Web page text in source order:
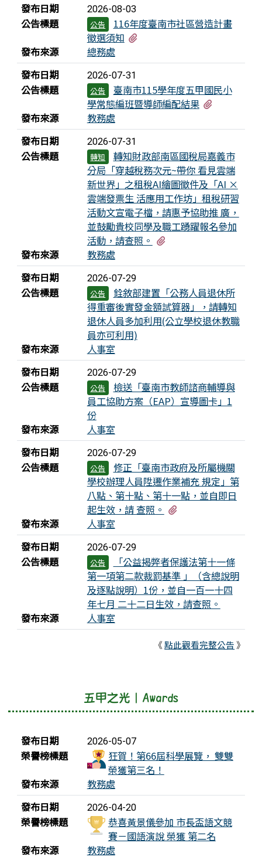
學生參加臺114學年度全國學生音樂比賽個人
組---二胡獨奏成績優異
學生參加臺114學年度全國學生音樂比賽個人
組--笛獨奏成績優異
狂賀！第66屆科學展覽， 雙雙榮獲第三名！
恭喜黃景儀參加 市長盃語文競賽－國語演說
榮獲 第二名
學生參加2025年馬來西亞國際數學心算競賽大
學生參加2025 Roborave Taiwan Open 機器
人全國賽榮獲佳績
學生參加臺114學年度全國學生音樂比賽個人
組--笛獨奏成績優異
學生參加114學年度全國學生音樂比賽個人組--
笙獨奏成績優異
學生參加日本RoboRAVE國際機器人競賽，榮
學生參加114學年度全國學生音樂比賽個人組
—二胡獨奏成績優異
學生參加臺114學年度全國學生音樂比賽個人
組---二胡獨奏成績優異
學生參加臺114學年度全國學生音樂比賽個人
組--笛獨奏成績優異
狂賀！第66屆科學展覽， 雙雙榮獲第三名！
恭喜黃景儀參加 市長盃語文競賽－國語演說
學生參加2025年馬來西亞國際數學心算競賽大
會，榮獲佳績！
學生參加2025 Roborave Taiwan Open 機器
人全國賽榮獲佳績
學生參加臺114學年度全國學生音樂比賽個人
組--笛獨奏成績優異
學生參加日本RoboRAVE國際機器人競賽，榮
獲佳績
學生參加114學年度全國學生音樂比賽個人組
—二胡獨奏成績優異
學生參加臺114學年度全國學生音樂比賽個人
組---二胡獨奏成績優異
學生參加臺114學年度全國學生音樂比賽個人
組--笛獨奏成績優異
發布日期
2026-08-03
公告標題 公告
116年度臺南市社區營造計畫
徵選須知
發布來源
總務處
發布日期
2026-07-31
公告標題 公告
臺南市115學年度五甲國民小
學常態編班暨導師編配結果
發布來源
教務處
發布日期
2026-07-31
公告標題 轉知
轉知財政部南區國稅局嘉義市
分局「穿越稅務次元~帶你 看見雲端
新世界」之租稅AI繪圖徵件及「AI ×
雲端發票生 活應用工作坊」租稅研習
活動文宣電子檔，請惠予協助推 廣，
並鼓勵貴校同學及職工踴躍報名參加
活動，請查照。
發布來源
教務處
發布日期
2026-07-29
公告標題 公告
銓敘部建置「公務人員退休所
得重審後實發金額試算器」，請轉知
退休人員多加利用(公立學校退休教職
員亦可利用)
發布來源
人事室
發布日期
2026-07-29
公告標題 公告
檢送「臺南市教師諮商輔導與
員工協助方案（EAP）宣導圖卡」1
份
發布來源
人事室
發布日期
2026-07-29
公告標題 公告
修正「臺南市政府及所屬機關
學校辦理人員陞遷作業補充 規定」第
八點、第十點、第十一點，並自即日
起生效，請 查照。
發布來源
人事室
發布日期
2026-07-29
公告標題 公告
「公益揭弊者保護法第十一條
第一項第二款裁罰基準 」（含總說明
及逐點說明）1份，並自一百一十四
年七月 二十二日生效，請查照。
發布來源
人事室
《點此觀看完整公告》
五甲之光｜Awards
榮譽榜列表
發布日期 2026-05-07
榮譽榜標題
狂賀！第66屆科學展覽， 雙雙
榮獲第三名！
發布來源
教務處
發布日期
2026-04-20
榮譽榜標題
恭喜黃景儀參加 市長盃語文競
賽－國語演說 榮獲 第二名
發布來源
教務處